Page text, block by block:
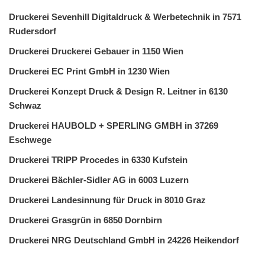
Druckerei Sevenhill Digitaldruck & Werbetechnik in 7571
Rudersdorf
Druckerei Druckerei Gebauer in 1150 Wien
Druckerei EC Print GmbH in 1230 Wien
Druckerei Konzept Druck & Design R. Leitner in 6130
Schwaz
Druckerei HAUBOLD + SPERLING GMBH in 37269
Eschwege
Druckerei TRIPP Procedes in 6330 Kufstein
Druckerei Bächler-Sidler AG in 6003 Luzern
Druckerei Landesinnung für Druck in 8010 Graz
Druckerei Grasgrün in 6850 Dornbirn
Druckerei NRG Deutschland GmbH in 24226 Heikendorf